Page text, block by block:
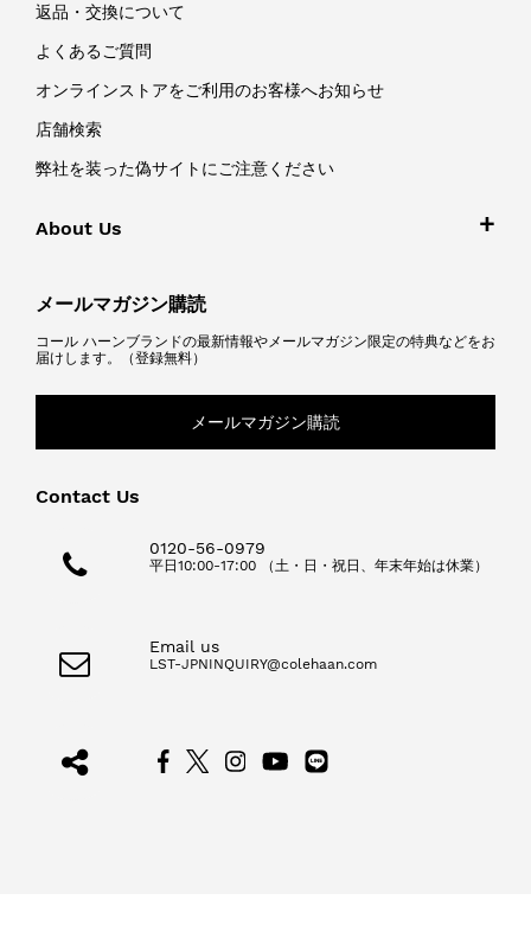
返品・交換について
よくあるご質問
オンラインストアをご利用のお客様へお知らせ
店舗検索
弊社を装った偽サイトにご注意ください
About Us
メールマガジン購読
コール ハーンブランドの最新情報やメールマガジン限定の特典などをお
届けします。（登録無料）
メールマガジン購読
Contact Us
0120-56-0979
平日10:00-17:00 （土・日・祝日、年末年始は休業）
Email us
LST-JPNINQUIRY@colehaan.com